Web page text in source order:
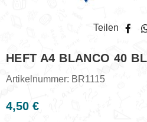
Teilen
HEFT A4 BLANCO 40
Artikelnummer: BR1115
Normaler
4,50 €